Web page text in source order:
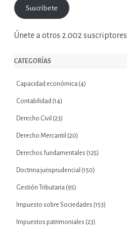
electrónico
Suscríbete
Únete a otros 2.002 suscriptores
CATEGORÍAS
Capacidad económica (4)
Contabilidad (14)
Derecho Civil (23)
Derecho Mercantil (20)
Derechos fundamentales (125)
Doctrina jurisprudencial (150)
Gestión Tributaria (95)
Impuesto sobre Sociedades (153)
Impuestos patrimoniales (23)